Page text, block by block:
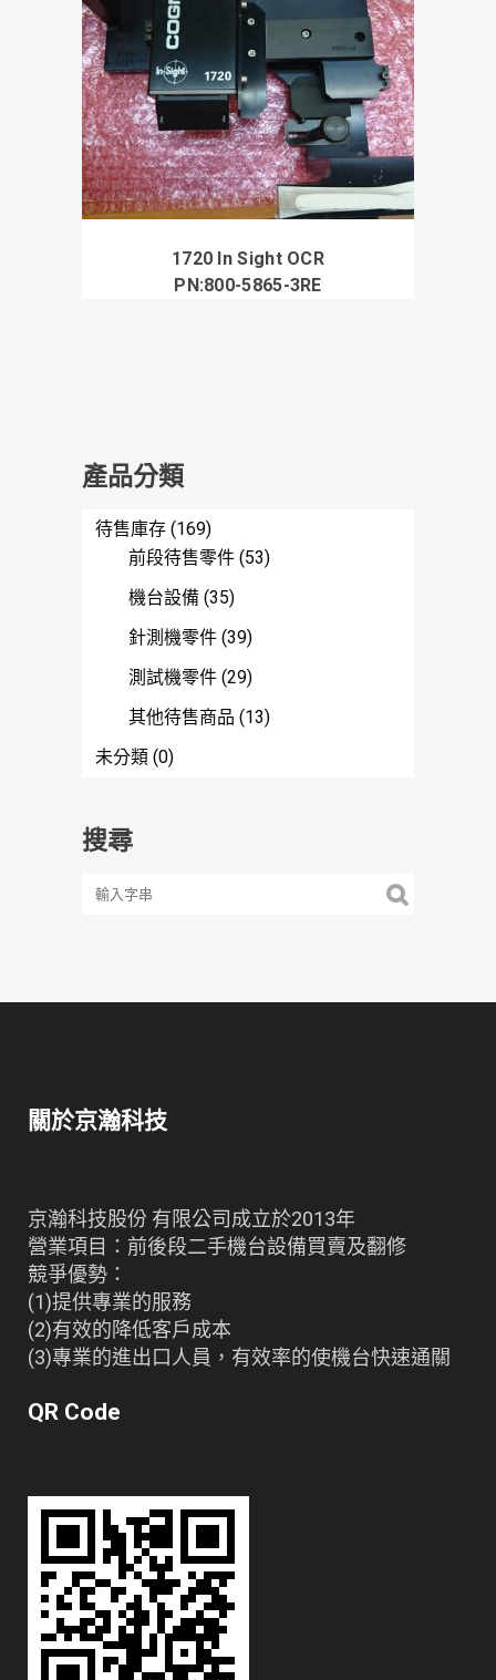
1720 In Sight OCR
PN:800-5865-3RE
產品分類
待售庫存 (169)
前段待售零件 (53)
機台設備 (35)
針測機零件 (39)
測試機零件 (29)
其他待售商品 (13)
未分類 (0)
搜尋
關於京瀚科技
京瀚科技股份 有限公司成立於2013年
營業項目：前後段二手機台設備買賣及翻修
競爭優勢：
(1)提供專業的服務
(2)有效的降低客戶成本
(3)專業的進出口人員，有效率的使機台快速通關
QR Code